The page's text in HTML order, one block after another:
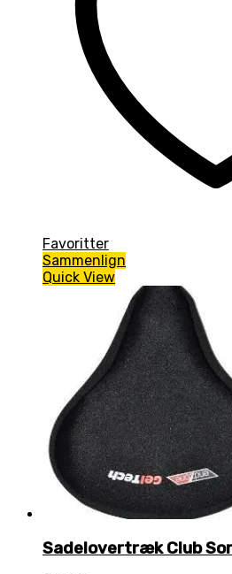
Favoritter
Sammenlign
Quick View
Sadelovertræk Club